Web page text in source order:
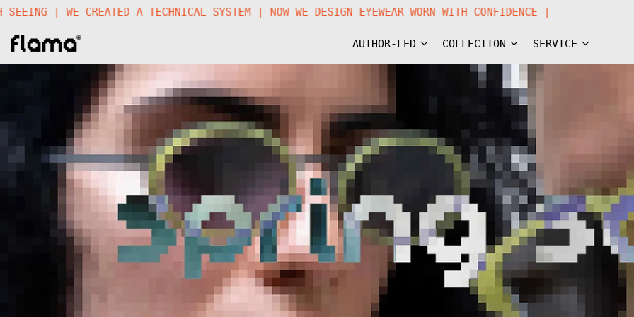
WORTH SEEING | WE CREATED A TECHNICAL SYSTEM | NOW WE DESIGN EYEWEAR WORN WITH CONFIDENCE |
AUTHOR-LED COLLECTION SERVICE